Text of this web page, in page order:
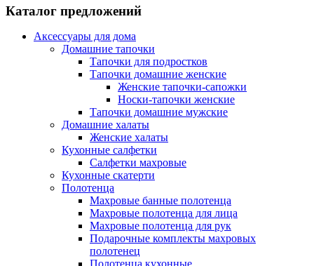
Каталог предложений
Аксессуары для дома
Домашние тапочки
Тапочки для подростков
Тапочки домашние женские
Женские тапочки-сапожки
Носки-тапочки женские
Тапочки домашние мужские
Домашние халаты
Женские халаты
Кухонные салфетки
Салфетки махровые
Кухонные скатерти
Полотенца
Махровые банные полотенца
Махровые полотенца для лица
Махровые полотенца для рук
Подарочные комплекты махровых
полотенец
Полотенца кухонные